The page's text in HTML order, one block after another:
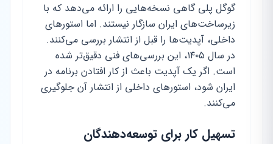
گوگل پلی گاهی نسخه‌هایی را ارائه می‌دهد که با
زیرساخت‌های ایران سازگار نیستند. اما استورهای
داخلی، آپدیت‌ها را قبل از انتشار بررسی می‌کنند.
در سال ۱۴۰۵، این بررسی‌های فنی دقیق‌تر شده
است. اگر یک آپدیت باعث از کار افتادن برنامه در
ایران شود، استورهای داخلی از انتشار آن جلوگیری
می‌کنند.
تسهیل کار برای توسعه‌دهندگان